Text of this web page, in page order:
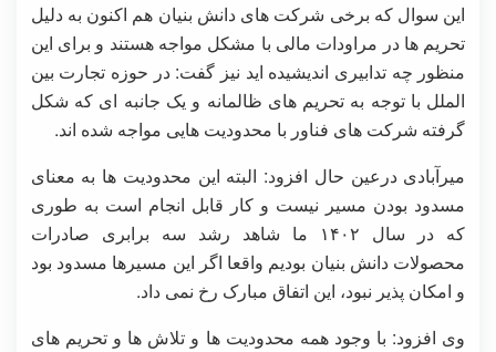
این سوال که برخی شرکت های دانش بنیان هم اکنون به دلیل
تحریم ها در مراودات مالی با مشکل مواجه هستند و برای این
منظور چه تدابیری اندیشیده اید نیز گفت: در حوزه تجارت بین
الملل با توجه به تحریم های ظالمانه و یک جانبه ای که شکل
گرفته شرکت های فناور با محدودیت هایی مواجه شده اند.
میرآبادی درعین حال افزود: البته این محدودیت ها به معنای
مسدود بودن مسیر نیست و کار قابل انجام است به طوری
که در سال ۱۴۰۲ ما شاهد رشد سه برابری صادرات
محصولات دانش بنیان بودیم واقعا اگر این مسیرها مسدود بود
و امکان پذیر نبود، این اتفاق مبارک رخ نمی داد.
وی افزود: با وجود همه محدودیت ها و تلاش ها و تحریم های